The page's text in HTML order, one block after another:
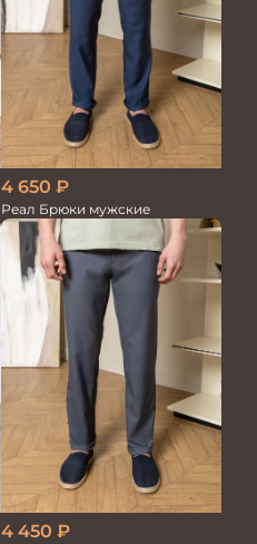
4 650 ₽
Реал Брюки мужские
4 450 ₽